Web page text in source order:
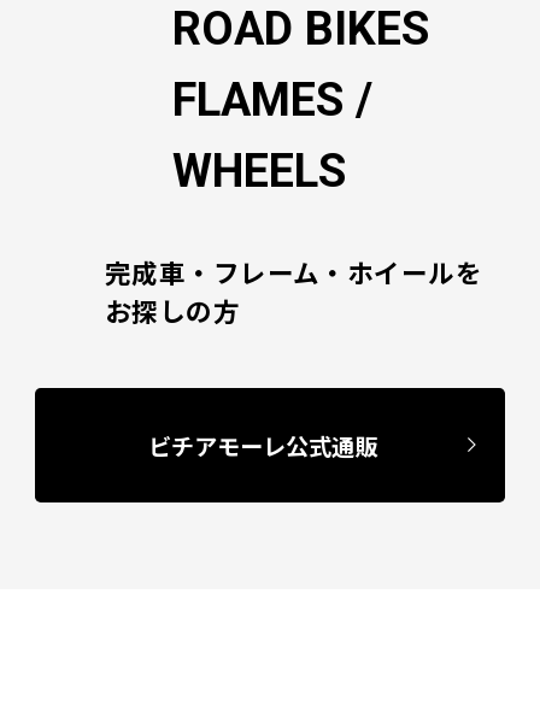
ROAD BIKES
FLAMES /
WHEELS
完成車・フレーム・ホイールを
お探しの方
ビチアモーレ公式通販